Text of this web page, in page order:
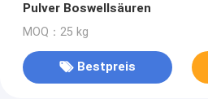
Pulver Boswellsäuren
MOQ：25 kg
Bestpreis